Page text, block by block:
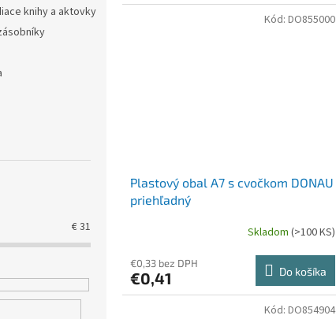
knihy a aktovky
€31
Plastový obal A7 s cvočkom DONAU
priehľadný
Skladom (>100 KS)
€0,33 bez DPH
€0,41 Do košíka
Kód: DO855000
Kód: DO854904